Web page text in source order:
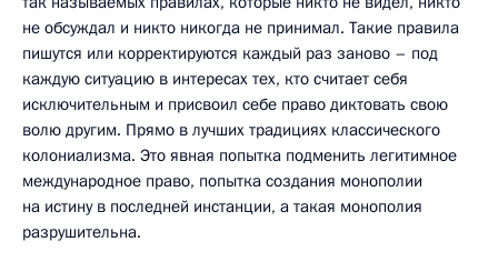
не обсуждал и никто никогда не принимал. Такие правила
пишутся или корректируются каждый раз заново – под
каждую ситуацию в интересах тех, кто считает себя
исключительным и присвоил себе право диктовать свою
волю другим. Прямо в лучших традициях классического
колониализма. Это явная попытка подменить легитимное
международное право, попытка создания монополии
на истину в последней инстанции, а такая монополия
разрушительна.